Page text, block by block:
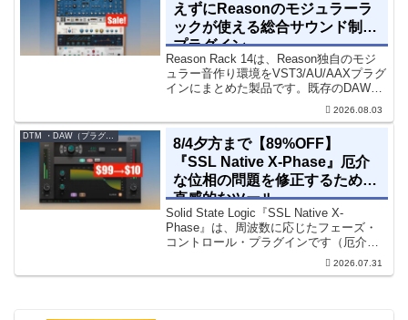
えずにReasonのモジュラーラ
ックが使える総合サウンド制作
プラグイン
Reason Rack 14は、Reason独自のモジ
ュラー音作り環境をVST3/AU/AAXプラグ
インにまとめた製品です。既存のDAWを
乗り換えることなく、68種類のシンセや
エフェクト、CV配線をそのままトラック
に追加できます。通常199...
2026.08.03
DTM ・DAW（プラグイン、シンセなど）のセール情報
8/4夕方まで【89%OFF】
『SSL Native X-Phase』厄介
な位相の問題を修正するための
直感的なツール
Solid State Logic『SSL Native X-
Phase』は、周波数に応じたフェーズ・
コントロール・プラグインです（厄介な
位相の問題を修正するための直感的なツ
2026.07.31